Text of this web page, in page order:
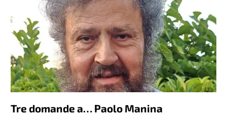
Tre domande a… Paolo Manina